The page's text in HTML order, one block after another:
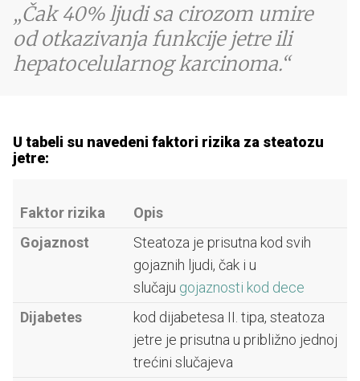
Čak 40% ljudi sa cirozom umire
od otkazivanja funkcije jetre ili
hepatocelularnog karcinoma.
U tabeli su navedeni faktori rizika za steatozu
jetre:
Faktor rizika
Opis
Gojaznost
Steatoza je prisutna kod svih
gojaznih ljudi, čak i u
slučaju gojaznosti kod dece
Dijabetes
kod dijabetesa II. tipa, steatoza
jetre je prisutna u približno jednoj
trećini slučajeva